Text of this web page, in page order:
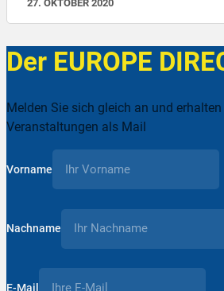
27. OKTOBER 2020
Der EUROPE
Melden Sie sich gleich an und
Veranstaltungen als Mail
Vorname
Nachname
E-Mail